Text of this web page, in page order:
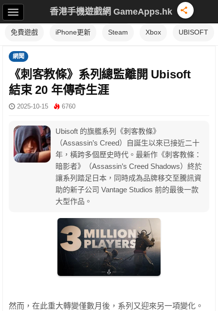
香港手機遊戲網 GameApps.hk
免費遊戲 iPhone更新 Steam Xbox UBISOFT
網聞
《刺客教條》系列總監離開 Ubisoft
結束 20 年傳奇生涯
2025-10-15 6760
Ubisoft 的旗艦系列《刺客教條》
（Assassin’s Creed）自誕生以來已接近二十
年，橫跨多個歷史時代。最新作《刺客教條：
暗影者》（Assassin’s Creed Shadows）終於
讓系列踏足日本，同時成為品牌移交至騰訊資
助的新子公司 Vantage Studios 前的最後一款
大型作品。
然而，在此重大轉變僅數月後，系列又迎來另一項變化。